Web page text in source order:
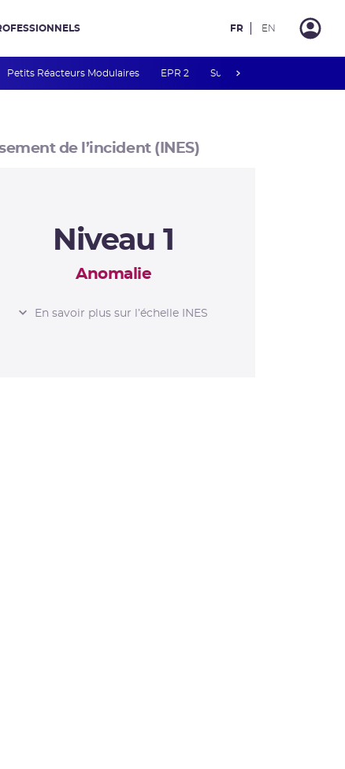
Petits Réacteurs Modulaires EPR 2 Surveillance des PFAS
FR EN
de l’incident (INES)
Niveau 1
Anomalie
INES
En savoir plus sur l’échelle INES